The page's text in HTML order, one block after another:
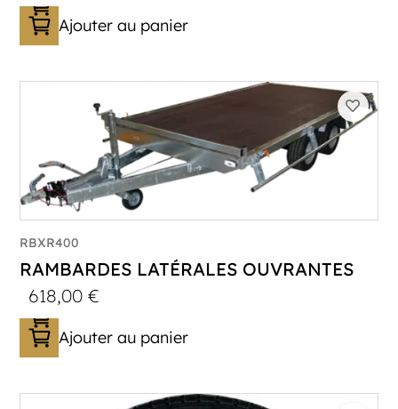
Ajouter au panier
RBXR400
RAMBARDES LATÉRALES OUVRANTES
618,00€
Ajouter au panier